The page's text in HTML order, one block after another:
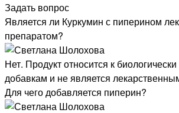
Задать вопрос
Является ли Куркумин с пиперином
препаратом?
Нет. Продукт относится к
добавкам и не является
Для чего добавляется пиперин?